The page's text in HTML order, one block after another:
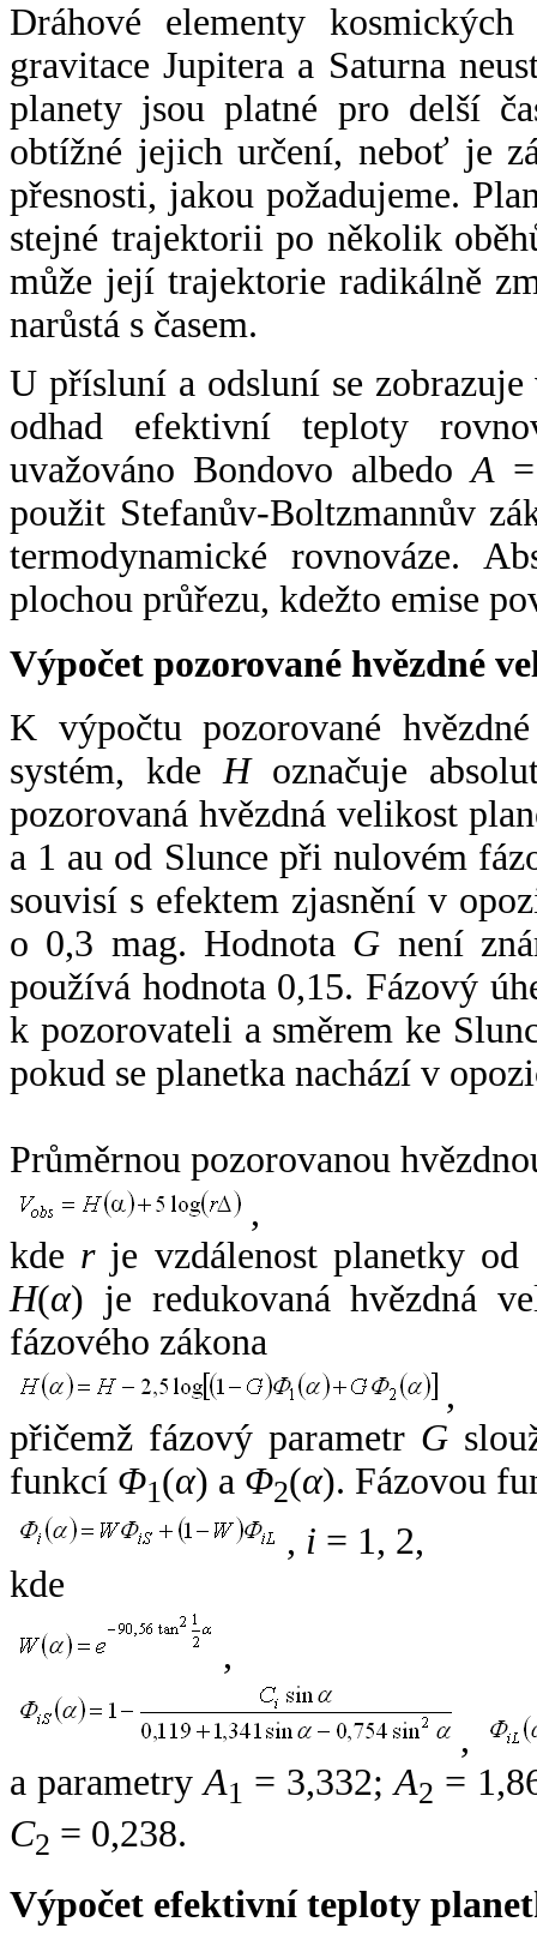
Dráhové elementy
gravitace Jupitera a Saturna
planety jsou platné pro delší
obtížné jejich určení, neboť je
přesnosti, jakou požadujeme.
stejné trajektorii po několik
může její trajektorie radikálně
narůstá s časem.
U přísluní a odsluní se
odhad efektivní teploty
uvažováno Bondovo albedoA
použit Stefanův-Boltzmannův
termodynamické rovnováze.
plochou průřezu, kdežto emise
Výpočet pozorované hvězdné
K výpočtu pozorované
systém, kde Hoznačuje
pozorovaná hvězdná velikost
a 1 au od Slunce při nulovém
souvisí s efektem zjasnění v
o 0,3 mag. Hodnota G není
používá hodnota 0,15. Fázový
k pozorovateli a směrem ke
pokud se planetka nachází v
Průměrnou pozorovanou
,
kde rje vzdálenost planetky od
H(α) je redukovaná hvězdná
fázového zákona
,
přičemž fázový parametr G
funkcí Φ1(α) a Φ2(α). Fázovou
, i = 1, 2,
kde
,
,
a parametryA1 = 3,332;A2 =
C2 = 0,238.
Výpočet efektivní teploty